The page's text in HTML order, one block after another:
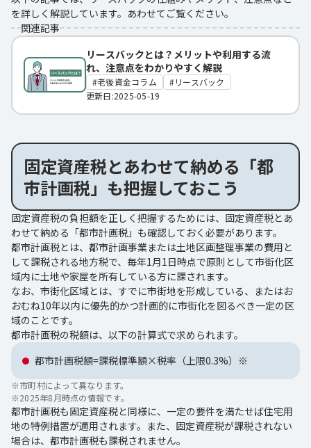
を詳しく解説しています。あわせてご覧ください。
関連記事
リースバックとは？メリットや利用する流
れ、注意点をわかりやすく解説
老後資金コラム
リースバック
更新日:2025-05-19
固定資産税とあわせて納める「都
市計画税」も把握しておこう
固定資産税の負担額を正しく把握するためには、固定資産税とあ
わせて納める「都市計画税」も確認しておく必要があります。
都市計画税とは、都市計画事業または土地区画整理事業の費用と
して課税される地方税で、毎年1月1日時点で原則として市街化区
域内に土地や家屋を所有している方に課されます。
なお、市街化区域とは、すでに市街地を形成している、またはお
おむね10年以内に優先的かつ計画的に市街化を図るべき一定の区
域のことです。
都市計画税の税額は、以下の計算式で求められます。
都市計画税額=課税標準額×税率（上限0.3%）※
※市町村によって異なります。
※2025年8月時点の情報です。
都市計画税も固定資産税と同様に、一定の要件を満たせば住宅用
地の特例措置が適用されます。また、固定資産税が課税されない
場合は、都市計画税も課税されません。